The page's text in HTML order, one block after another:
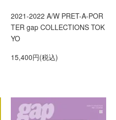
2021-2022 A/W PRET-A-POR
TER gap COLLECTIONS TOK
YO
15,400円(税込)